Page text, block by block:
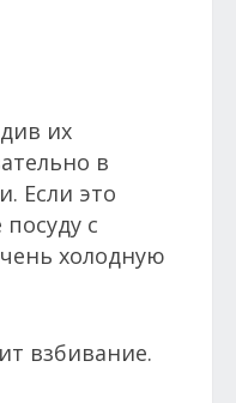
их
в
Если это
с
холодную
взбивание.